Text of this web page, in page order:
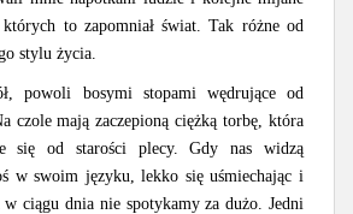
to zapomniał świat. Tak różne od
stylu życia.
powoli bosymi stopami wędrujące od
czole mają zaczepioną ciężką torbę, która
się od starości plecy. Gdy nas widzą
w swoim języku, lekko się uśmiechając i
ciągu dnia nie spotykamy za dużo. Jedni